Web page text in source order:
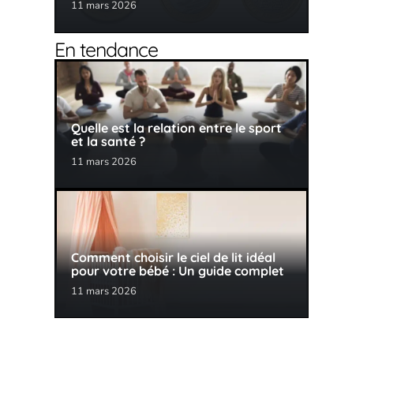
11 mars 2026
En tendance
Quelle est la relation entre le sport
et la santé ?
11 mars 2026
Comment choisir le ciel de lit idéal
pour votre bébé : Un guide complet
11 mars 2026